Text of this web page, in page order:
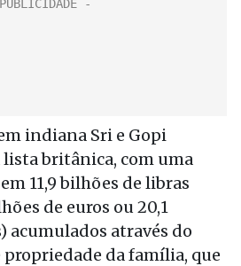
indiana Sri e Gopi
britânica, com uma
11,9 bilhões de libras
de euros ou 20,1
acumulados através do
da família, que